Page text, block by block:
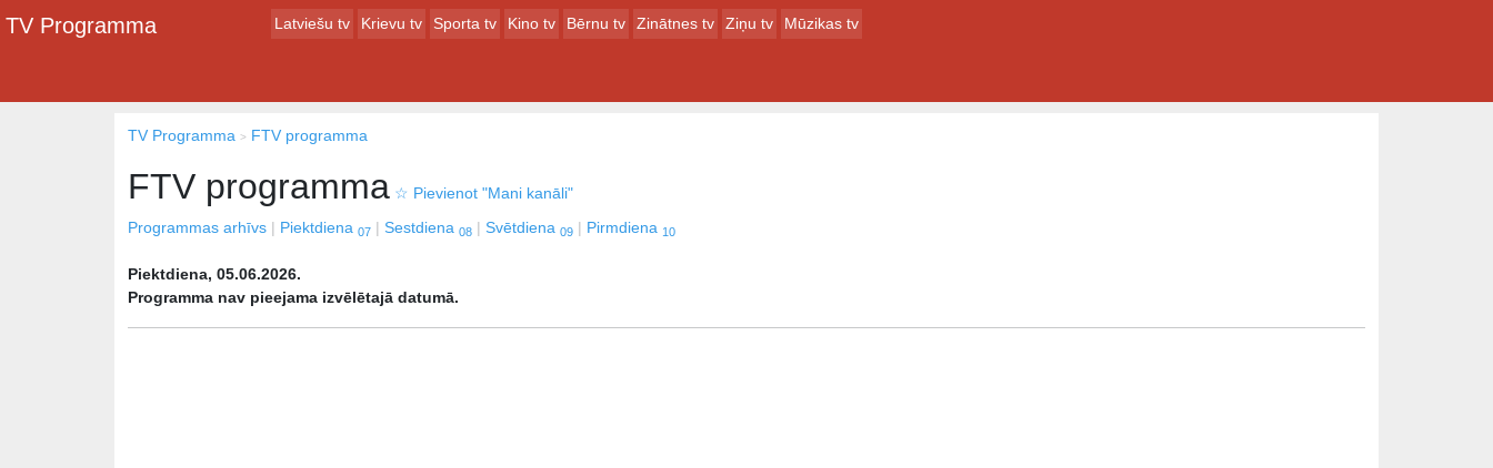
TV Programma Latviešu tv Krievu tv Sporta tv Kino tv Bērnu tv Zinātnes tv Ziņu tv Mūzikas tv
TV Programma FTV programma
FTV programma ☆ Pievienot "Mani kanāli"
Programmas arhīvs
Piektdiena 07 Sestdiena 08 Svētdiena 09 Pirmdiena 10
Piektdiena, 05.06.2026.
Programma nav pieejama izvēlētajā datumā.